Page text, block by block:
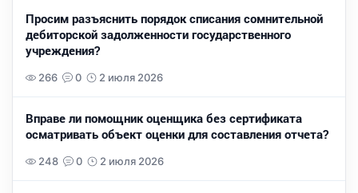
Просим разъяснить порядок списания сомнительной
дебиторской задолженности государственного
учреждения?
266 0 2 июля 2026
Вправе ли помощник оценщика без сертификата
осматривать объект оценки для составления отчета?
248 0 2 июля 2026